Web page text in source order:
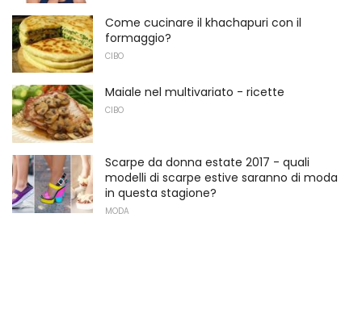
Come cucinare il khachapuri con il
formaggio?
CIBO
Maiale nel multivariato - ricette
CIBO
Scarpe da donna estate 2017 - quali
modelli di scarpe estive saranno di moda
in questa stagione?
MODA